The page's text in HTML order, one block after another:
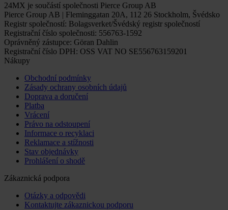
24MX je součástí společnosti Pierce Group AB
Pierce Group AB | Fleminggatan 20A, 112 26 Stockholm, Švédsko
Registr společností: Bolagsverket/Švédský registr společností
Registrační číslo společnosti: 556763-1592
Oprávněný zástupce: Göran Dahlin
Registrační číslo DPH: OSS VAT NO SE556763159201
Nákupy
Obchodní podmínky
Zásady ochrany osobních údajů
Doprava a doručení
Platba
Vrácení
Právo na odstoupení
Informace o recyklaci
Reklamace a stížnosti
Stav objednávky
Prohlášení o shodě
Zákaznická podpora
Otázky a odpovědi
Kontaktujte zákaznickou podporu